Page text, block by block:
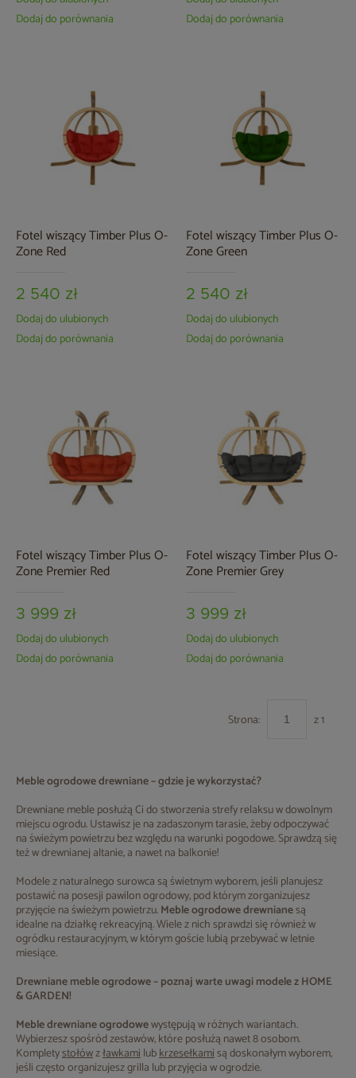
Meble ogrodowe drewniane – gdzie je wykorzystać?
Drewniane meble posłużą Ci do stworzenia strefy relaksu w dowolnym
miejscu ogrodu. Ustawisz je na zadaszonym tarasie, żeby odpoczywać
na świeżym powietrzu bez względu na warunki pogodowe. Sprawdzą się
też w drewnianej altanie, a nawet na balkonie!
Modele z naturalnego surowca są świetnym wyborem, jeśli planujesz
postawić na posesji pawilon ogrodowy, pod którym zorganizujesz
przyjęcie na świeżym powietrzu.Meble ogrodowe drewnianesą
idealne na działkę rekreacyjną. Wiele z nich sprawdzi się również w
ogródku restauracyjnym, w którym goście lubią przebywać w letnie
miesiące.
Drewniane meble ogrodowe – poznaj warte uwagi modele z HOME
& GARDEN!
Meble drewniane ogrodowewystępują w różnych wariantach.
Wybierzesz spośród zestawów, które posłużą nawet 8 osobom.
Kompletystołówzławkamilubkrzesełkamisą doskonałym wyborem,
jeśli często organizujesz grilla lub przyjęcia w ogrodzie.
Dodaj do porównania
Dodaj do porównania
Fotel wiszący Timber Plus O-
Zone Red
2 540 zł
Dodaj do ulubionych
Dodaj do porównania
Fotel wiszący Timber Plus O-
Zone Green
2 540 zł
Dodaj do ulubionych
Dodaj do porównania
Fotel wiszący Timber Plus O-
Zone Premier Red
3 999 zł
Dodaj do ulubionych
Dodaj do porównania
Fotel wiszący Timber Plus O-
Zone Premier Grey
3 999 zł
Dodaj do ulubionych
Dodaj do porównania
Strona: z 1